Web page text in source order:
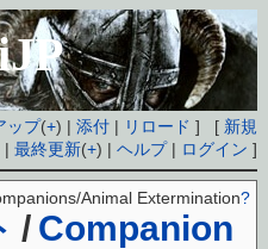
ップ(+) |添付 | リロード ] [ 新規
|最終更新(+) |ヘルプ| ログイン ]
/ Companion
Animal Extermination?